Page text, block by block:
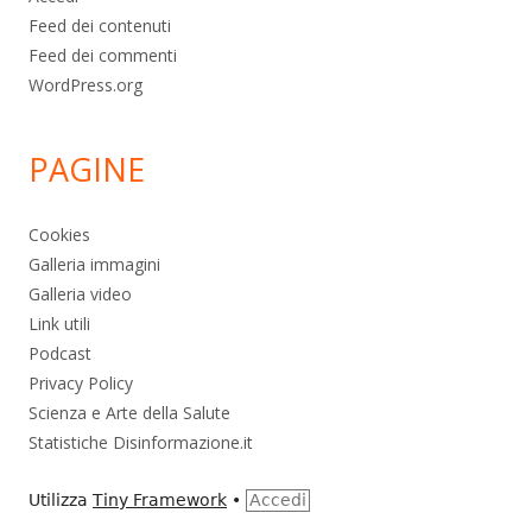
Feed dei contenuti
Feed dei commenti
WordPress.org
PAGINE
Cookies
Galleria immagini
Galleria video
Link utili
Podcast
Privacy Policy
Scienza e Arte della Salute
Statistiche Disinformazione.it
Utilizza Tiny Framework • Accedi